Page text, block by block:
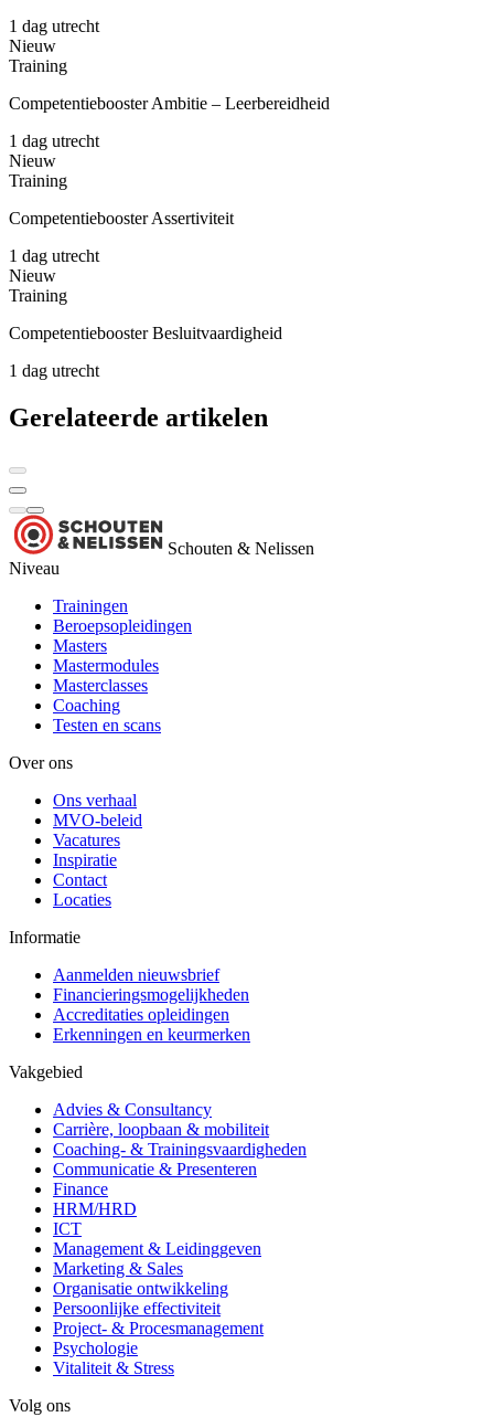
1 dag utrecht
Nieuw
Training
Competentiebooster Ambitie – Leerbereidheid
1 dag utrecht
Nieuw
Training
Competentiebooster Assertiviteit
1 dag utrecht
Nieuw
Training
Competentiebooster Besluitvaardigheid
1 dag utrecht
Gerelateerde artikelen
Schouten & Nelissen
Niveau
Trainingen
Beroepsopleidingen
Masters
Mastermodules
Masterclasses
Coaching
Testen en scans
Over ons
Ons verhaal
MVO-beleid
Vacatures
Inspiratie
Contact
Locaties
Informatie
Aanmelden nieuwsbrief
Financieringsmogelijkheden
Accreditaties opleidingen
Erkenningen en keurmerken
Vakgebied
Advies & Consultancy
Carrière, loopbaan & mobiliteit
Coaching- & Trainingsvaardigheden
Communicatie & Presenteren
Finance
HRM/HRD
ICT
Management & Leidinggeven
Marketing & Sales
Organisatie ontwikkeling
Persoonlijke effectiviteit
Project- & Procesmanagement
Psychologie
Vitaliteit & Stress
Volg ons